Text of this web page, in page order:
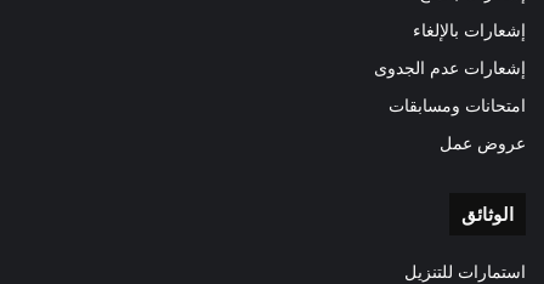
إشعارات بالإلغاء
إشعارات عدم الجدوى
امتحانات ومسابقات
عروض عمل
الوثائق
استمارات للتنزيل